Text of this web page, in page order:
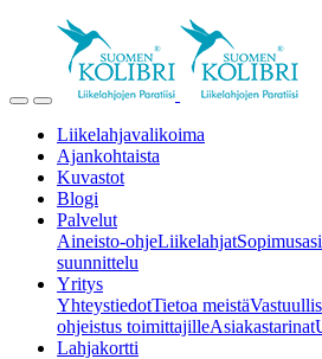
Liikelahjavalikoima
Ajankohtaista
Kuvastot
Blogi
Palvelut
Aineisto-ohjeLiikelahjat
suunnittelu
Yritys
YhteystiedotTietoa meistä
ohjeistus toimittajilleAsiakastarinat
Lahjakortti